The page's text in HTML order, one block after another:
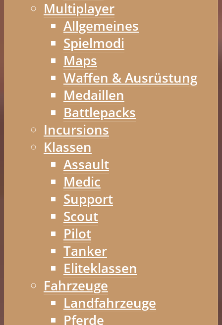
Multiplayer
Allgemeines
Spielmodi
Maps
Waffen & Ausrüstung
Medaillen
Battlepacks
Incursions
Klassen
Assault
Medic
Support
Scout
Pilot
Tanker
Eliteklassen
Fahrzeuge
Landfahrzeuge
Pferde